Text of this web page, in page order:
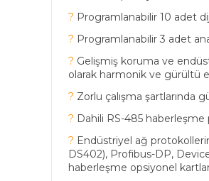
? Programlanabilir 10 adet
? Programlanabilir 3 adet
? Gelişmiş koruma ve
olarak harmonik ve gürültü
? Zorlu çalışma şartlarında
? Dahili RS-485
? Endüstriyel ağ
DS402), Profibus-DP,
haberleşme opsiyonel